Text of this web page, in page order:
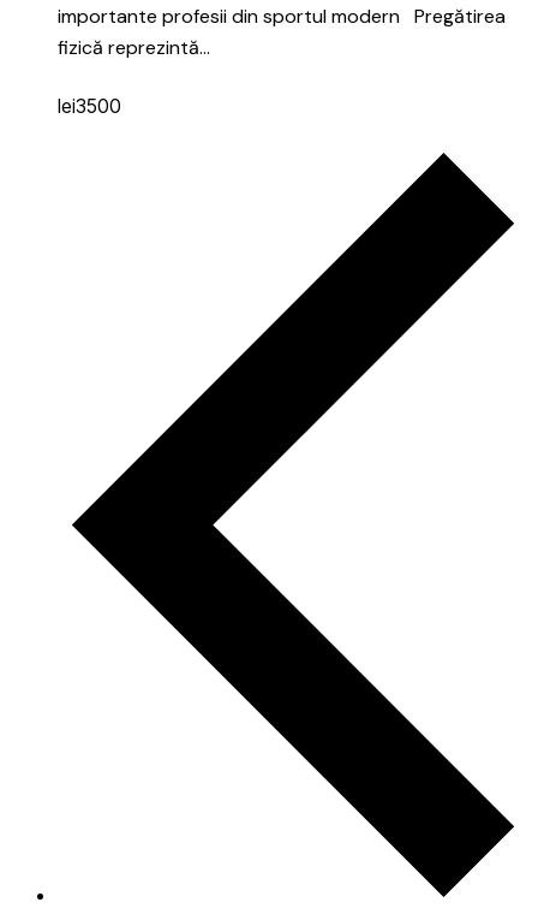
importante profesii din sportul modern Pregătirea
fizică reprezintă…
lei3500